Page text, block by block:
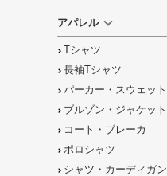
アパレル
Tシャツ
長袖Tシャツ
パーカー・スウェット
ブルゾン・ジャケット
コート・ブレーカ
ポロシャツ
シャツ・カーディガン